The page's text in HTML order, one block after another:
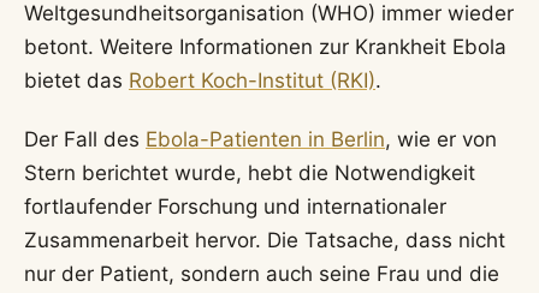
Weltgesundheitsorganisation (WHO) immer wieder
betont. Weitere Informationen zur Krankheit Ebola
bietet das Robert Koch-Institut (RKI).
Der Fall des Ebola-Patienten in Berlin, wie er von
Stern berichtet wurde, hebt die Notwendigkeit
fortlaufender Forschung und internationaler
Zusammenarbeit hervor. Die Tatsache, dass nicht
nur der Patient, sondern auch seine Frau und die